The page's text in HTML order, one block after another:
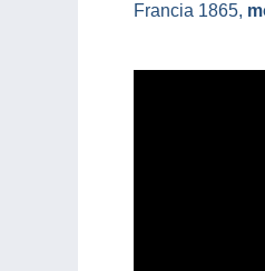
Francia 1865,